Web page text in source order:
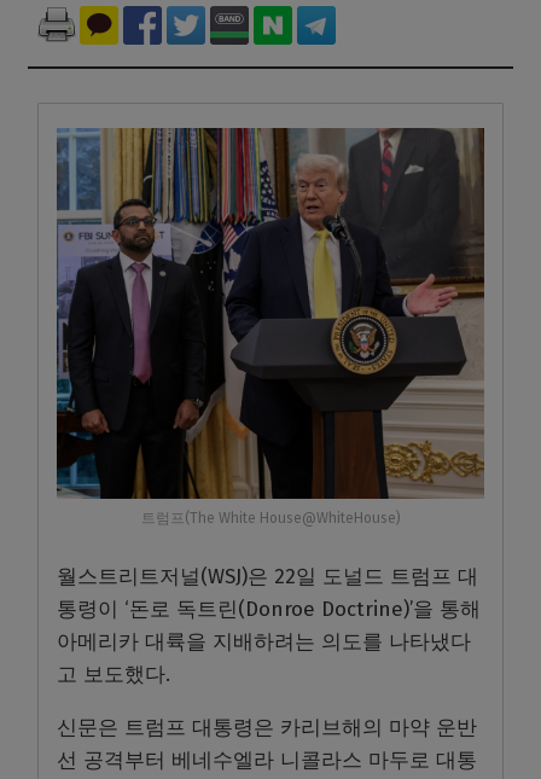
트럼프(The White House@WhiteHouse)
월스트리트저널(WSJ)은 22일 도널드 트럼프 대
통령이 ‘돈로 독트린(Donroe Doctrine)’을 통해
아메리카 대륙을 지배하려는 의도를 나타냈다
고 보도했다.
신문은 트럼프 대통령은 카리브해의 마약 운반
선 공격부터 베네수엘라 니콜라스 마두로 대통